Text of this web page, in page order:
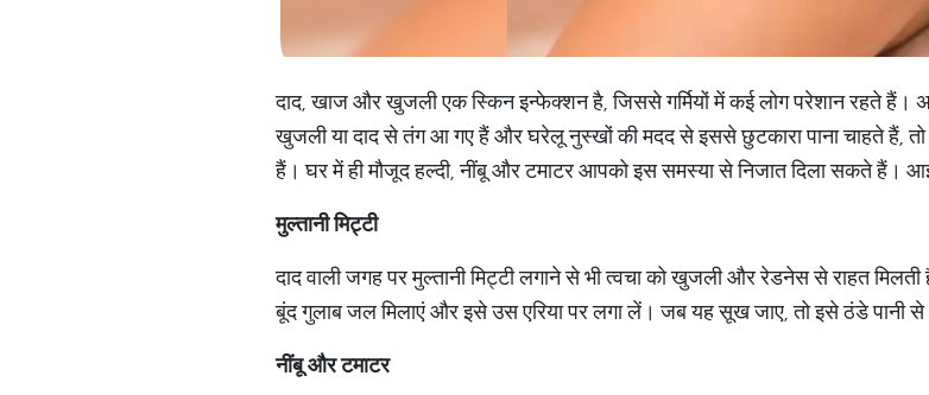
दाद, खाज और खुजली एक स्किन इन्फेक्शन है, जिससे गर्मियों में कई लोग परेशान रहते हैं।
खुजली या दाद से तंग आ गए हैं और घरेलू नुस्खों की मदद से इससे छुटकारा पाना चाहते हैं,
हैं। घर में ही मौजूद हल्दी, नींबू और टमाटर आपको इस समस्या से निजात दिला सकते हैं।
मुल्तानी मिट्टी
दाद वाली जगह पर मुल्तानी मिट्टी लगाने से भी त्वचा को खुजली और रेडनेस से राहत
बूंद गुलाब जल मिलाएं और इसे उस एरिया पर लगा लें। जब यह सूख जाए, तो इसे ठंडे पानी से
नींबू और टमाटर